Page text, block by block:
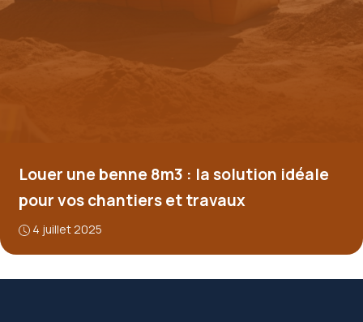
Louer une benne 8m3 : la solution idéale
pour vos chantiers et travaux
4 juillet 2025